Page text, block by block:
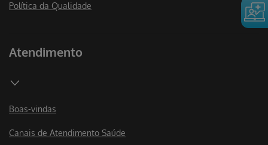
Política da Qualidade
Atendimento
Boas-vindas
Canais de Atendimento Saúde